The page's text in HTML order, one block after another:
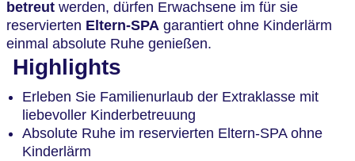
betreut werden, dürfen Erwachsene im für sie
reservierten Eltern-SPA garantiert ohne Kinderlärm
einmal absolute Ruhe genießen.
Highlights
Erleben Sie Familienurlaub der Extraklasse mit
liebevoller Kinderbetreuung
Absolute Ruhe im reservierten Eltern-SPA ohne
Kinderlärm